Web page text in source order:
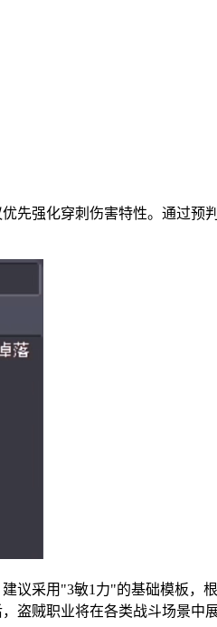
先强化穿刺伤害特性。通过预
议采用"3敏1力"的基础模板，
盗贼职业将在各类战斗场景中